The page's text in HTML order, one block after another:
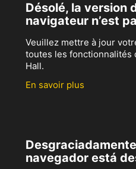
Désolé, la version
navigateur n’est
Veuillez mettre à jour
toutes les fonctionnalités
Hall.
En savoir plus
navegador está